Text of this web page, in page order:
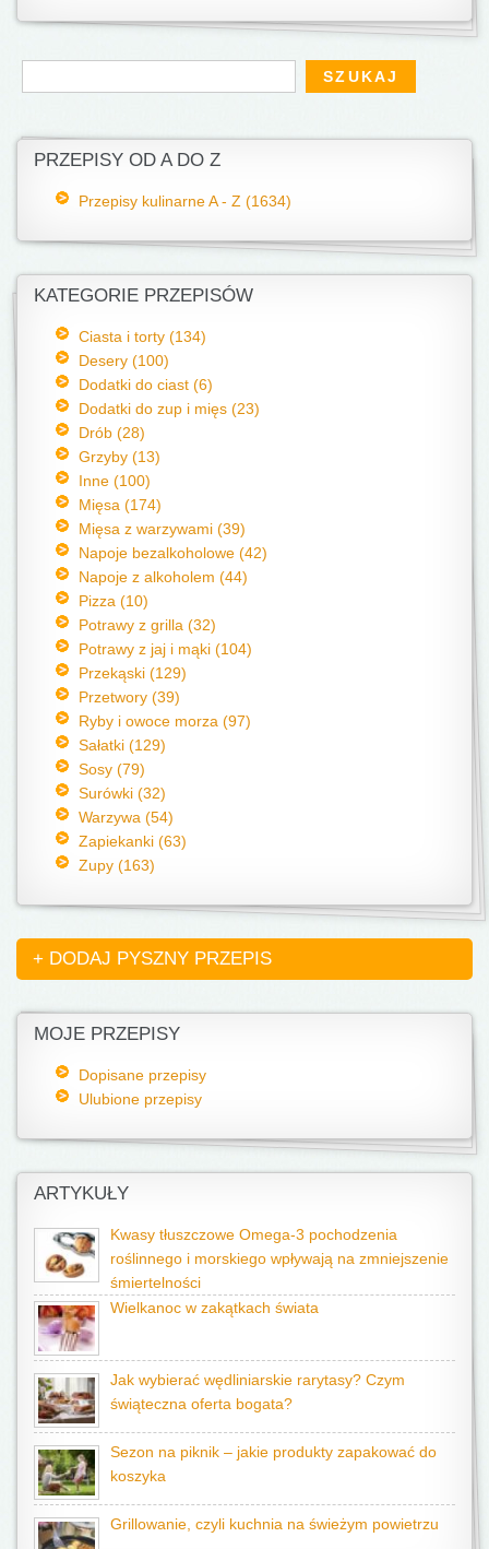
Formularz wyszukiwania
Szukaj
PRZEPISY OD A DO Z
Przepisy kulinarne A - Z (1634)
KATEGORIE PRZEPISÓW
Ciasta i torty (134)
Desery (100)
Dodatki do ciast (6)
Dodatki do zup i mięs (23)
Drób (28)
Grzyby (13)
Inne (100)
Mięsa (174)
Mięsa z warzywami (39)
Napoje bezalkoholowe (42)
Napoje z alkoholem (44)
Pizza (10)
Potrawy z grilla (32)
Potrawy z jaj i mąki (104)
Przekąski (129)
Przetwory (39)
Ryby i owoce morza (97)
Sałatki (129)
Sosy (79)
Surówki (32)
Warzywa (54)
Zapiekanki (63)
Zupy (163)
+ DODAJ PYSZNY PRZEPIS
MOJE PRZEPISY
Dopisane przepisy
Ulubione przepisy
ARTYKUŁY
Kwasy tłuszczowe Omega-3 pochodzenia
roślinnego i morskiego wpływają na zmniejszenie
śmiertelności
Wielkanoc w zakątkach świata
Jak wybierać wędliniarskie rarytasy? Czym
świąteczna oferta bogata?
Sezon na piknik – jakie produkty zapakować do
koszyka
Grillowanie, czyli kuchnia na świeżym powietrzu